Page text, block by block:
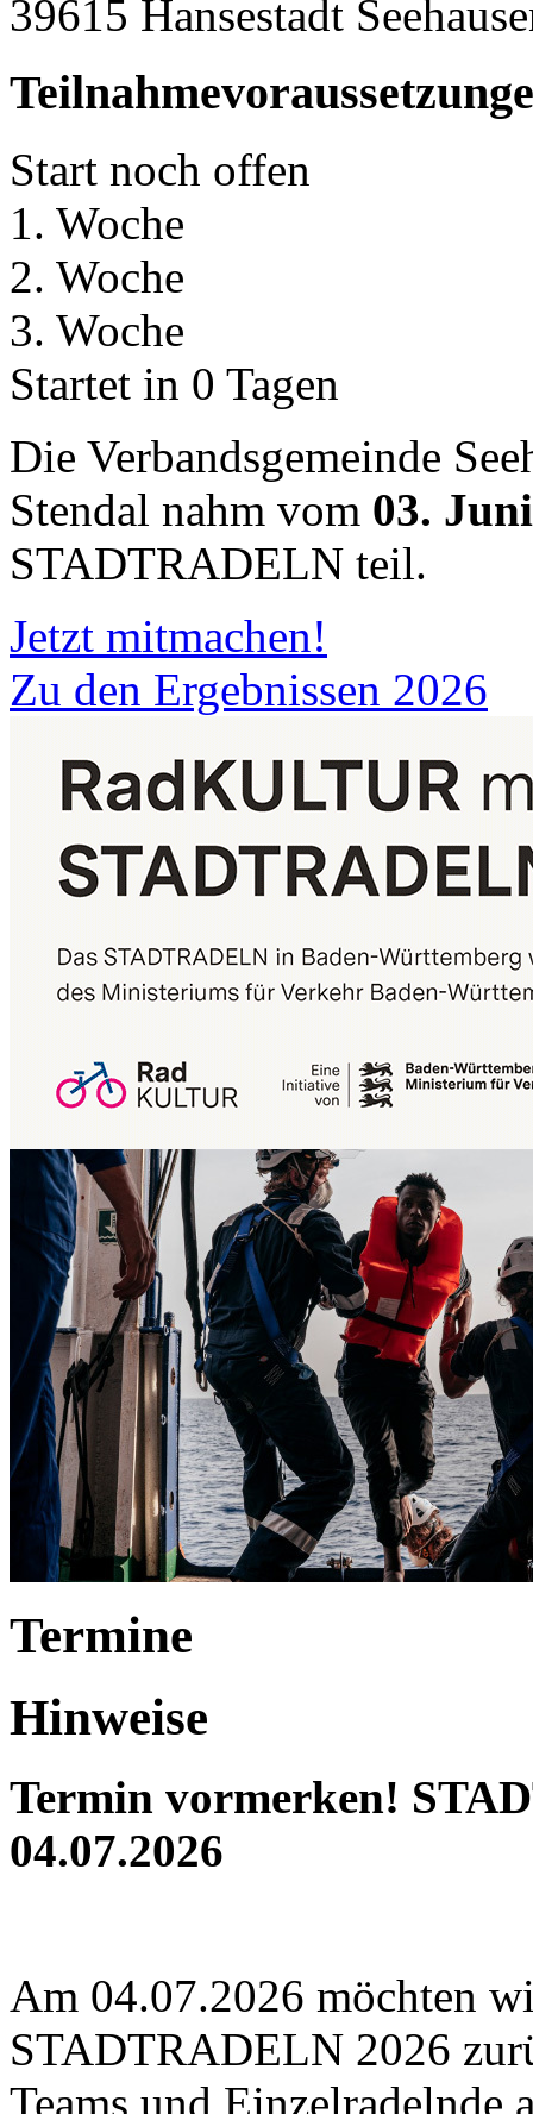
39615 Hansestadt
Start noch offen
1. Woche
2. Woche
3. Woche
Startet in 0 Tagen
Die Verbandsgemeinde
Stendal nahm vom 03.
STADTRADELN teil.
Jetzt mitmachen!
Zu den Ergebnissen 2026
Termine
Hinweise
Termin vormerken!
04.07.2026
Am 04.07.2026 möchten
STADTRADELN 2026
Teams und Einzelradelnde